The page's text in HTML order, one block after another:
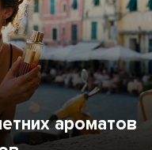
ароматов